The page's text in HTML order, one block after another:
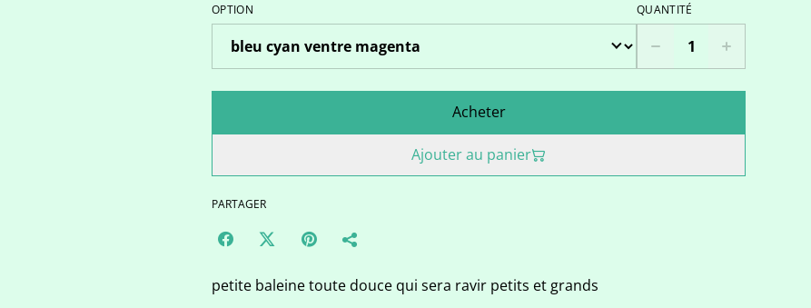
OPTION QUANTITÉ
Acheter
Ajouter au panier
PARTAGER
petite baleine toute douce qui sera ravir petits et grands